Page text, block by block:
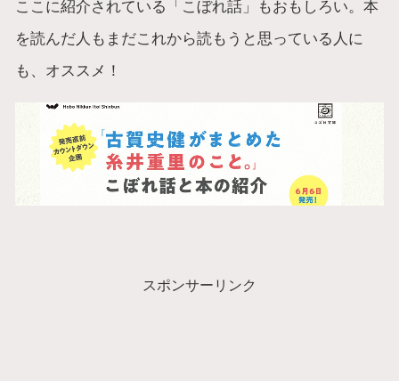
ここに紹介されている「こぼれ話」もおもしろい。本
を読んだ人もまだこれから読もうと思っている人に
も、オススメ！
スポンサーリンク